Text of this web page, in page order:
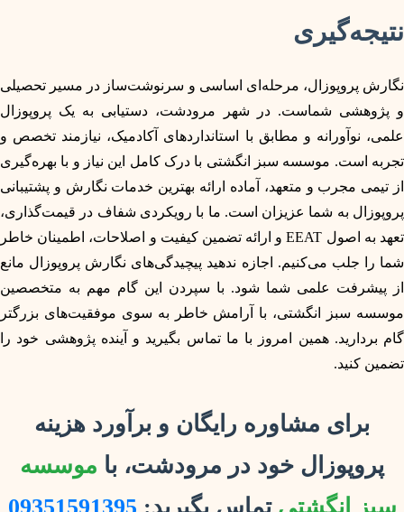
نتیجه‌گیری
نگارش پروپوزال، مرحله‌ای اساسی و سرنوشت‌ساز در مسیر تحصیلی
و پژوهشی شماست. در شهر مرودشت، دستیابی به یک پروپوزال
علمی، نوآورانه و مطابق با استانداردهای آکادمیک، نیازمند تخصص و
تجربه است. موسسه سبز انگشتی با درک کامل این نیاز و با بهره‌گیری
از تیمی مجرب و متعهد، آماده ارائه بهترین خدمات نگارش و پشتیبانی
پروپوزال به شما عزیزان است. ما با رویکردی شفاف در قیمت‌گذاری،
تعهد به اصول EEAT و ارائه تضمین کیفیت و اصلاحات، اطمینان خاطر
شما را جلب می‌کنیم. اجازه ندهید پیچیدگی‌های نگارش پروپوزال مانع
از پیشرفت علمی شما شود. با سپردن این گام مهم به متخصصین
موسسه سبز انگشتی، با آرامش خاطر به سوی موفقیت‌های بزرگتر
گام بردارید. همین امروز با ما تماس بگیرید و آینده پژوهشی خود را
تضمین کنید.
برای مشاوره رایگان و برآورد هزینه
پروپوزال خود در مرودشت، با موسسه